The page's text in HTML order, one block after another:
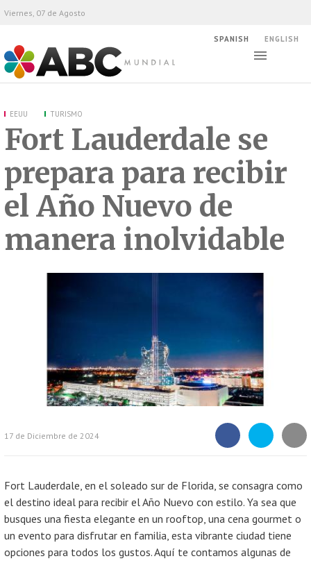
ABC Mundial
Viernes, 07 de Agosto
SPANISH ENGLISH
EEUU TURISMO
Fort Lauderdale se
prepara para recibir
el Año Nuevo de
manera inolvidable
17 de Diciembre de 2024
Fort Lauderdale, en el soleado sur de Florida, se consagra como
el destino ideal para recibir el Año Nuevo con estilo. Ya sea que
busques una fiesta elegante en un rooftop, una cena gourmet o
un evento para disfrutar en familia, esta vibrante ciudad tiene
opciones para todos los gustos. Aquí te contamos algunas de